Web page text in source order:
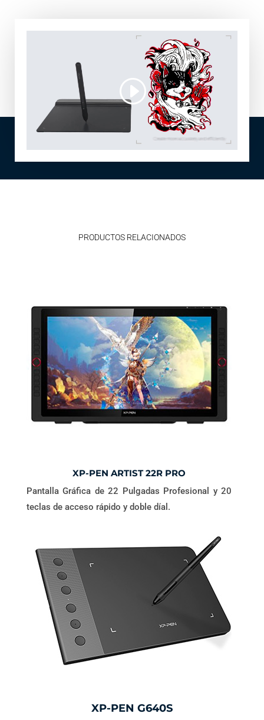
PRODUCTOS RELACIONADOS
XP-PEN ARTIST 22R PRO
Pantalla Gráfica de 22 Pulgadas Profesional y 20
teclas de acceso rápido y doble díal.
XP-PEN G640S